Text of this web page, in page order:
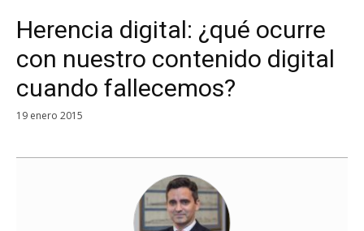
Herencia digital: ¿qué ocurre
con nuestro contenido digital
cuando fallecemos?
19 enero 2015